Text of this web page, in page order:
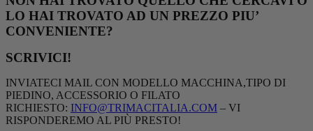
LO HAI TROVATO AD UN PREZZO PIU’
CONVENIENTE?
SCRIVICI!
INVIATECI MAIL CON MODELLO MACCHINA,TIPO DI
PIEDINO, ACCESSORIO O FILATO
RICHIESTO: INFO@TRIMACITALIA.COM – VI
RISPONDEREMO AL PIÙ PRESTO!